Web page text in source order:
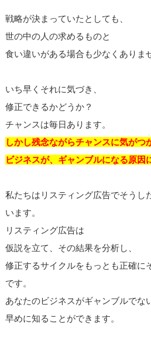
戦略が決まっていたとしても、
世の中の人の求めるものと
食い違いがある場合も少なくありま
いち早くそれに気づき、
修正できるかどうか？
チャンスは毎日あります。
しかし残念ながらチャンスに気がつ
ビジネスが、ギャンブルになる原因
私たちはリスティング広告でそうし
います。
リスティング広告は
仮説を立て、その結果を分析し、
修正するサイクルをもっとも正確に
です。
あなたのビジネスがギャンブルでな
早めに知ることができます。